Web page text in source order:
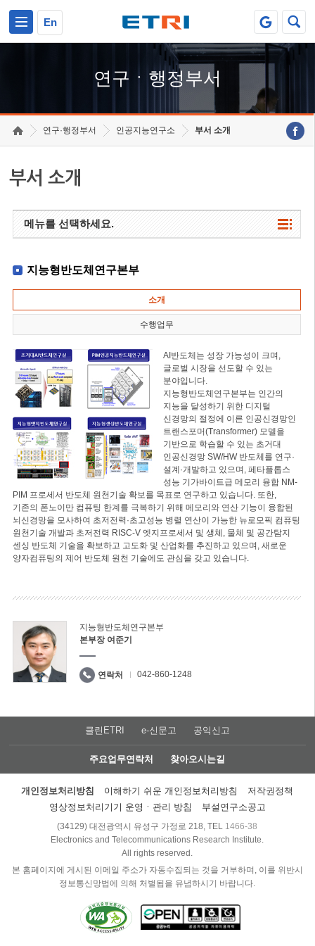
En
연구ㆍ행정부서
연구·행정부서 인공지능연구소 부서 소개
부서 소개
메뉴를 선택하세요.
지능형반도체연구본부
소개
수행업무
AI반도체는 성장 가능성이 크며,
글로벌 시장을 선도할 수 있는
분야입니다.
지능형반도체연구본부는 인간의
지능을 달성하기 위한 디지털
신경망의 절정에 이른 인공신경망인
트랜스포머(Transformer) 모델을
기반으로 학습할 수 있는 초거대
인공신경망 SW/HW 반도체를 연구·
설계·개발하고 있으며, 페타플롭스
성능 기가바이트급 메모리 융합 NM-
PIM 프로세서 반도체 원천기술 확보를 목표로 연구하고 있습니다. 또한,
기존의 폰노이만 컴퓨팅 한계를 극복하기 위해 메모리와 연산 기능이 융합된
뇌신경망을 모사하여 초저전력·초고성능 병렬 연산이 가능한 뉴로모픽 컴퓨팅
원천기술 개발과 초저전력 RISC-V 엣지프로세서 및 생체, 물체 및 공간탐지
센싱 반도체 기술을 확보하고 고도화 및 산업화를 추진하고 있으며, 새로운
양자컴퓨팅의 제어 반도체 원천 기술에도 관심을 갖고 있습니다.
지능형반도체연구본부
본부장 여준기
연락처 042-860-1248
클린ETRI e-신문고 공익신고
주요업무연락처 찾아오시는길
개인정보처리방침 이해하기 쉬운 개인정보처리방침
저작권정책
영상정보처리기기 운영ㆍ관리 방침
부설연구소공고
(34129) 대전광역시 유성구 가정로 218, TEL 1466-38
Electronics and Telecommunications Research Institute.
All rights reserved.
본 홈페이지에 게시된 이메일 주소가 자동수집되는 것을 거부하며, 이를 위반시
정보통신망법에 의해 처벌됨을 유념하시기 바랍니다.